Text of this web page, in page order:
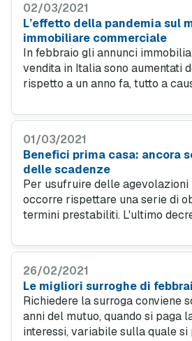
02/03/2021
L’effetto della pandemia sul
immobiliare commerciale
In febbraio gli annunci
vendita in Italia sono aumentati
rispetto a un anno fa, tutto a
settore del commercio.
01/03/2021
Benefici prima casa: ancora
delle scadenze
Per usufruire delle
occorre rispettare una serie di
termini prestabiliti. L'ultimo
partire dal primo gennaio 2023.
26/02/2021
Le migliori surroghe di
Richiedere la surroga conviene
anni del mutuo, quando si paga
interessi, variabile sulla quale